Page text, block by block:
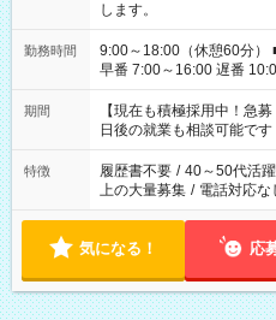
します。
勤務時間
9:00～18:00（休憩60分） ■ご希望があれば下記シフトもOK！
早番 7:00～16:00 遅番 10:00～19:00 「家族
い」 「余裕を持って夕飯
たくない」 など、ご希望を教え
の方へ 今ご覧のお仕事で
の勤務時間。 合計で週40
期間
【現在も積極採用中！急
日後の就業も相談可能です
特徴 履歴書不要 / 40～50代活
上の大量募集 / 電話対応な
気になる！ 応